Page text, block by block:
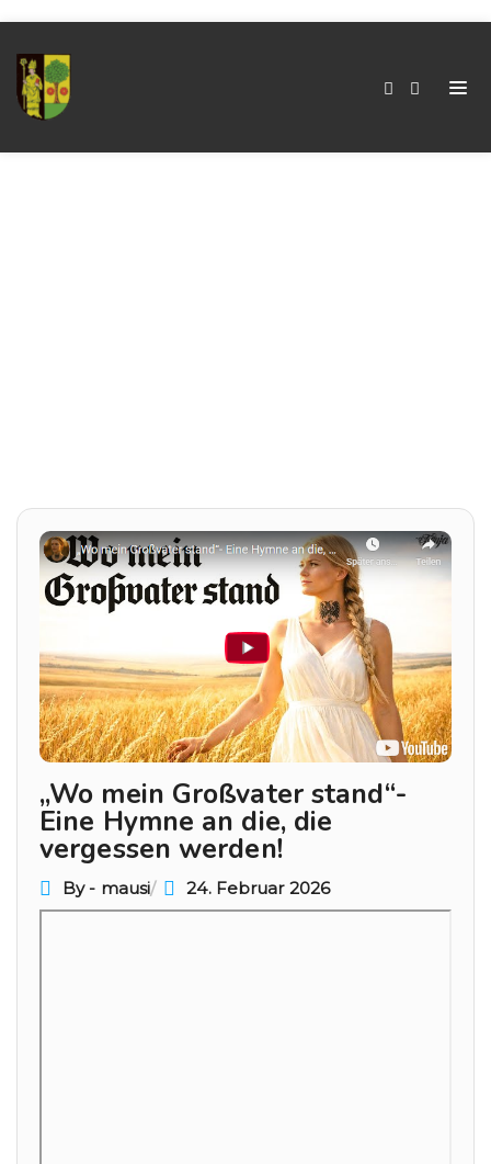
„Wo Mein Großvater
An Die, Die
„Wo mein Großvater stand“-
Eine Hymne an die, die
vergessen werden!
By - mausi 24. Februar 2026
Beitragsnavigation